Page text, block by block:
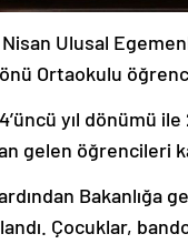
Ulusal
Ortaokulu
yıl
gelen öğrencileri
Bakanlığa
Çocuklar,